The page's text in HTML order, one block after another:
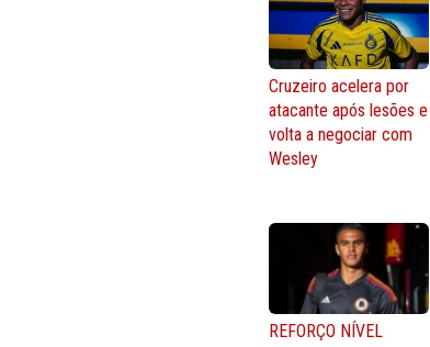
Cruzeiro acelera por
atacante após lesões e
volta a negociar com
Wesley
REFORÇO NÍVEL